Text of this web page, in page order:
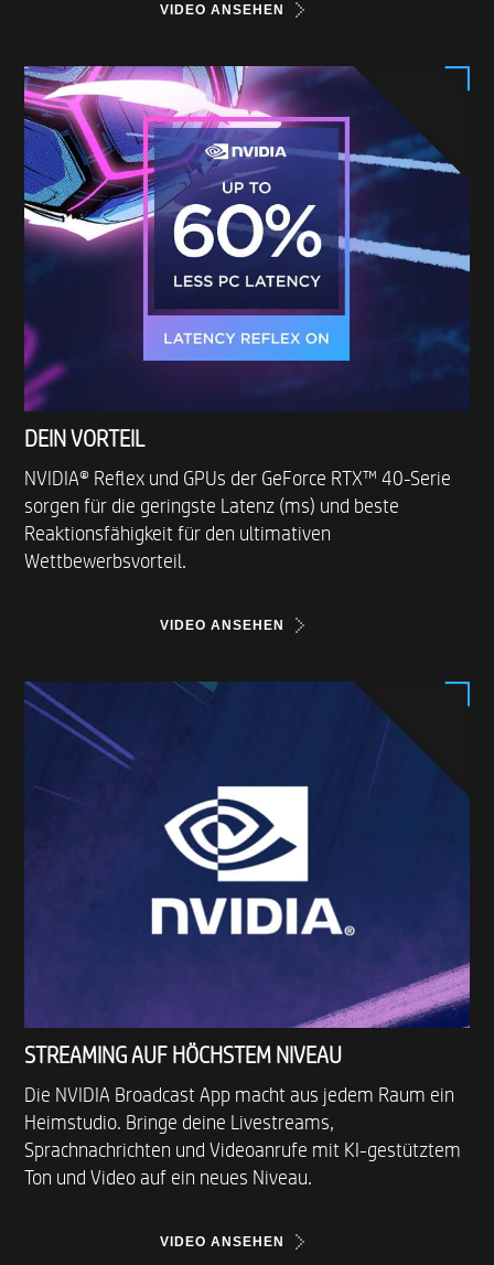
VIDEO ANSEHEN
DEIN VORTEIL
NVIDIA® Reflex und GPUs der GeForce RTX™ 40-Serie
sorgen für die geringste Latenz (ms) und beste
Reaktionsfähigkeit für den ultimativen
Wettbewerbsvorteil.
VIDEO ANSEHEN
STREAMING AUF HÖCHSTEM NIVEAU
Die NVIDIA Broadcast App macht aus jedem Raum ein
Heimstudio. Bringe deine Livestreams,
Sprachnachrichten und Videoanrufe mit KI-gestütztem
Ton und Video auf ein neues Niveau.
VIDEO ANSEHEN